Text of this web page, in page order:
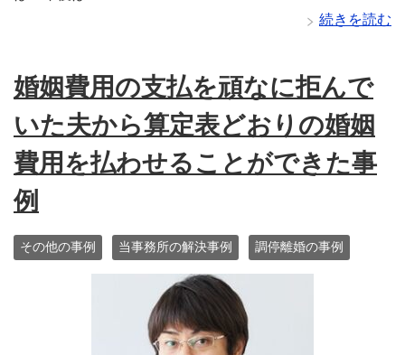
続きを読む
婚姻費用の支払を頑なに拒んで
いた夫から算定表どおりの婚姻
費用を払わせることができた事
例
その他の事例 当事務所の解決事例 調停離婚の事例